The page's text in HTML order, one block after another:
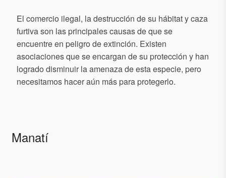
El comercio ilegal, la destrucción de su hábitat y caza
furtiva son las principales causas de que se
encuentre en peligro de extinción. Existen
asociaciones que se encargan de su protección y han
logrado disminuir la amenaza de esta especie, pero
necesitamos hacer aún más para protegerlo.
Manatí